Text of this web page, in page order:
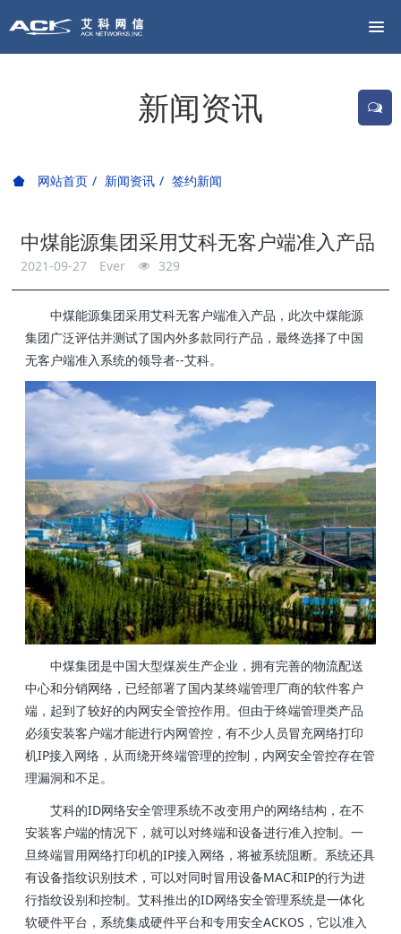
新闻资讯
网站首页 新闻资讯 签约新闻
中煤能源集团采用艾科无客户端准入产品
2021-09-27 Ever 329
中煤能源集团采用艾科无客户端准入产品，此次中煤能源
集团广泛评估并测试了国内外多款同行产品，最终选择了中国
无客户端准入系统的领导者--艾科。
中煤集团是中国大型煤炭生产企业，拥有完善的物流配送
中心和分销网络，已经部署了国内某终端管理厂商的软件客户
端，起到了较好的内网安全管控作用。但由于终端管理类产品
必须安装客户端才能进行内网管控，有不少人员冒充网络打印
机IP接入网络，从而绕开终端管理的控制，内网安全管控存在管
理漏洞和不足。
艾科的ID网络安全管理系统不改变用户的网络结构，在不
安装客户端的情况下，就可以对终端和设备进行准入控制。一
旦终端冒用网络打印机的IP接入网络，将被系统阻断。系统还具
有设备指纹识别技术，可以对同时冒用设备MAC和IP的行为进
行指纹设别和控制。艾科推出的ID网络安全管理系统是一体化
软硬件平台，系统集成硬件平台和专用安全ACKOS，它以准入